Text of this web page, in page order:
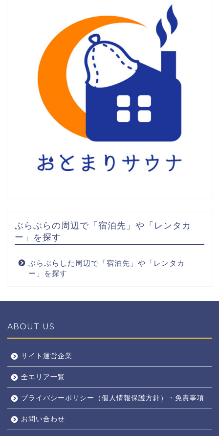
ぶらぶらの周辺で「宿泊先」や「レンタカ
ー」を探す
ぶらぶらした周辺で「宿泊先」や「レンタカ
ー」を探す
ABOUT US
サイト運営企業
全エリア一覧
プライバシーポリシー（個人情報保護方針）・免責事項
お問い合わせ
奈良